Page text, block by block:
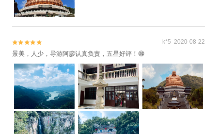
+溪口斑竹漂流+石浦捕鱼+宁波万竹漂流+东钱
天意游泳培训+宁波3D蜡像展+杭州湾海皮岛水
世界+四明湖开元山庄+梅山湾沙滩公园+宁波富
邦体育场+罗蒙环球乐园+宁波大剧院+慈溪达蓬
山温泉+慈城孔庙+慈城县衙+慈城校士馆+宁波
方特东方神画+宁波本地玩乐+象山御海湾沙滩
+岩头古村奇遇谷+宁波植物园+杭州湾萤火虫城
堡+宁波文昌阁+溪口小洋房+妙高台+雪窦山招
待所+溪口老街+《梦回溪口》民国文化演艺秀

 k*5 2020-08-22
景美，人少，导游阿廖认真负责，五星好评！😁